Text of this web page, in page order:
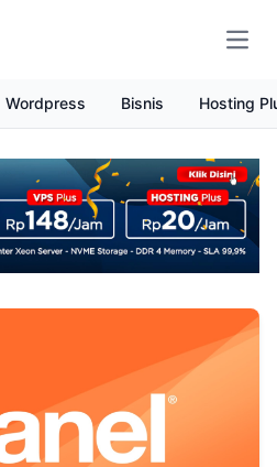
Wordpress Bisnis Hosting